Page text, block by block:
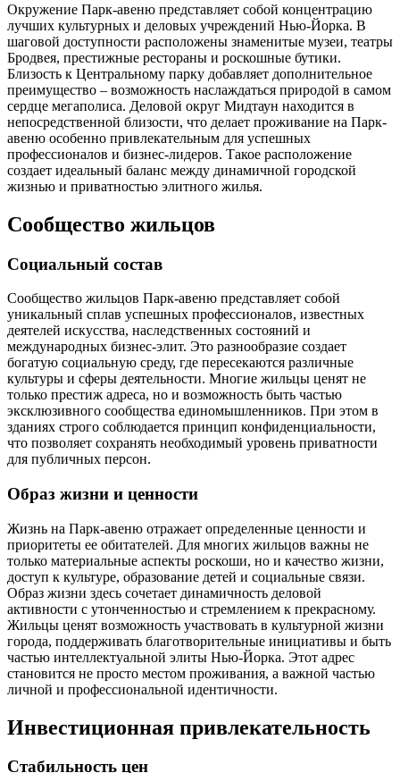
Окружение Парк-авеню представляет собой концентрацию
лучших культурных и деловых учреждений Нью-Йорка. В
шаговой доступности расположены знаменитые музеи, театры
Бродвея, престижные рестораны и роскошные бутики.
Близость к Центральному парку добавляет дополнительное
преимущество – возможность наслаждаться природой в самом
сердце мегаполиса. Деловой округ Мидтаун находится в
непосредственной близости, что делает проживание на Парк-
авеню особенно привлекательным для успешных
профессионалов и бизнес-лидеров. Такое расположение
создает идеальный баланс между динамичной городской
жизнью и приватностью элитного жилья.
Сообщество жильцов
Социальный состав
Сообщество жильцов Парк-авеню представляет собой
уникальный сплав успешных профессионалов, известных
деятелей искусства, наследственных состояний и
международных бизнес-элит. Это разнообразие создает
богатую социальную среду, где пересекаются различные
культуры и сферы деятельности. Многие жильцы ценят не
только престиж адреса, но и возможность быть частью
эксклюзивного сообщества единомышленников. При этом в
зданиях строго соблюдается принцип конфиденциальности,
что позволяет сохранять необходимый уровень приватности
для публичных персон.
Образ жизни и ценности
Жизнь на Парк-авеню отражает определенные ценности и
приоритеты ее обитателей. Для многих жильцов важны не
только материальные аспекты роскоши, но и качество жизни,
доступ к культуре, образование детей и социальные связи.
Образ жизни здесь сочетает динамичность деловой
активности с утонченностью и стремлением к прекрасному.
Жильцы ценят возможность участвовать в культурной жизни
города, поддерживать благотворительные инициативы и быть
частью интеллектуальной элиты Нью-Йорка. Этот адрес
становится не просто местом проживания, а важной частью
личной и профессиональной идентичности.
Инвестиционная привлекательность
Стабильность цен